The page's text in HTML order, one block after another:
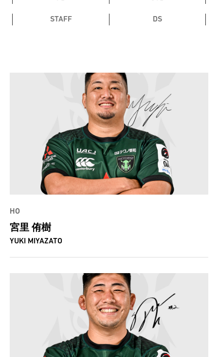
STAFF DS
HO
宮里 侑樹
YUKI MIYAZATO